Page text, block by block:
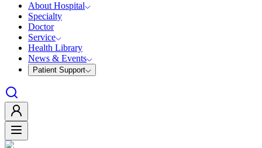
About Hospital
Specialty
Doctor
Service
Health Library
News & Events
Patient Support